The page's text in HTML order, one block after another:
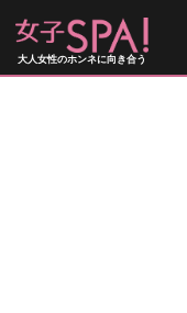
大人女性のホンネに向き合う